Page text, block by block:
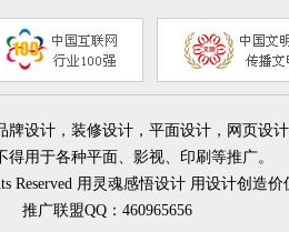
牌设计，装修设计，平面设计，网页设
用于各种平面、影视、印刷等推广。
Reserved 用灵魂感悟设计 用设计创造
推广联盟QQ：460965656